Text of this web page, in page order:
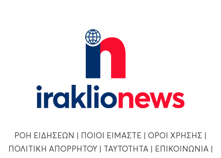
ΡΟΗ ΕΙΔΗΣΕΩΝ | ΠΟΙΟΙ ΕΙΜΑΣΤΕ | ΟΡΟΙ ΧΡΗΣΗΣ |
ΠΟΛΙΤΙΚΗ ΑΠΟΡΡΗΤΟΥ| ΤΑΥΤΟΤΗΤΑ| ΕΠΙΚΟΙΝΩΝΙΑ|